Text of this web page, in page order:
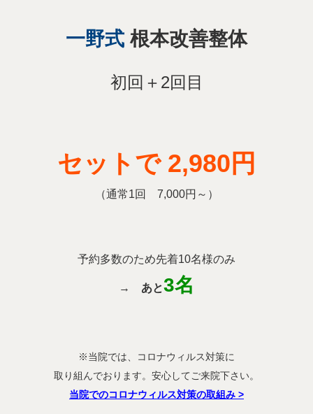
一野式 根本改善整体
初回＋2回目
セットで 2,980円
（通常1回 7,000円～）
予約多数のため先着10名様のみ
→ あと3名
※当院では、コロナウィルス対策に
取り組んでおります。安心してご来院下さい。
当院でのコロナウィルス対策の取組み >